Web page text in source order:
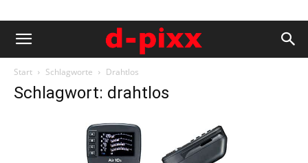
Start Schlagworte Drahtlos
Schlagwort: drahtlos